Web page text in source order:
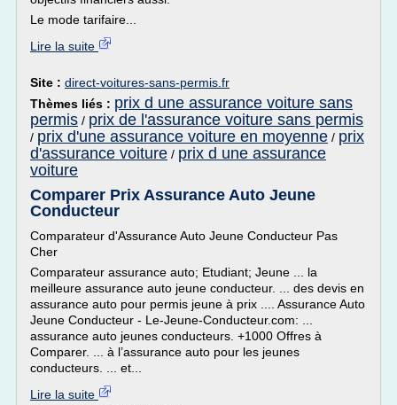
Le mode tarifaire...
Lire la suite
Site : direct-voitures-sans-permis.fr
Thèmes liés : prix d une assurance voiture sans
permis / prix de l'assurance voiture sans permis
/ prix d'une assurance voiture en moyenne / prix
d'assurance voiture / prix d une assurance
voiture
Comparer Prix Assurance Auto Jeune
Conducteur
Comparateur d'Assurance Auto Jeune Conducteur Pas
Cher
Comparateur assurance auto; Etudiant; Jeune ... la
meilleure assurance auto jeune conducteur. ... des devis en
assurance auto pour permis jeune à prix .... Assurance Auto
Jeune Conducteur - Le-Jeune-Conducteur.com: ...
assurance auto jeunes conducteurs. +1000 Offres à
Comparer. ... à l’assurance auto pour les jeunes
conducteurs. ... et...
Lire la suite